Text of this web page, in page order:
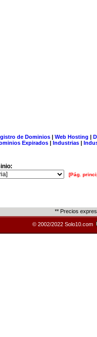
de Dominios| Web Hosting |
Expirados | Industrias |
[Pág.
** Precios
© 2002/2022 Solo10.com